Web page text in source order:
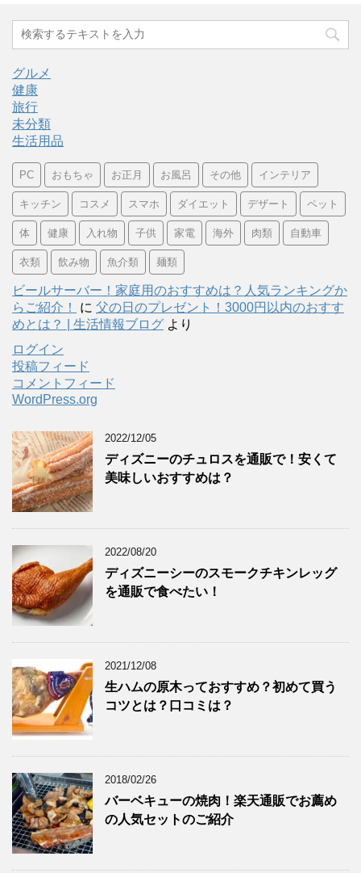
グルメ
健康
旅行
未分類
生活用品
PC おもちゃ お正月 お風呂 その他 インテリア
キッチン コスメ スマホ ダイエット デザート ペット
体 健康 入れ物 子供 家電 海外 肉類 自動車
衣類 飲み物 魚介類 麺類
ビールサーバー！家庭用のおすすめは？人気ランキングか
らご紹介！
に 父の日のプレゼント！3000円以内のおすす
めとは？ | 生活情報ブログ より
ログイン
投稿フィード
コメントフィード
WordPress.org
2022/12/05
ディズニーのチュロスを通販で！安くて
美味しいおすすめは？
2022/08/20
ディズニーシーのスモークチキンレッグ
を通販で食べたい！
2021/12/08
生ハムの原木っておすすめ？初めて買う
コツとは？口コミは？
2018/02/26
バーベキューの焼肉！楽天通販でお薦め
の人気セットのご紹介